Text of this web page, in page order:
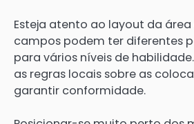
Esteja atento ao layout da
campos podem ter diferentes
para vários níveis de
as regras locais sobre as
garantir conformidade.